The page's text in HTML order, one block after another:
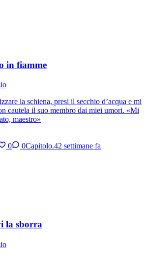
in fiamme
la schiena, presi il secchio d’acqua e mi
cautela il suo membro dai miei umori. «Mi
maestro»
0 0Capitolo.42 settimane fa
la sborra